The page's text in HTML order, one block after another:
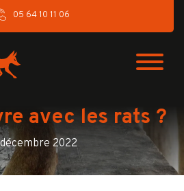
05 64 10 11 06
avec les rats ?
2022